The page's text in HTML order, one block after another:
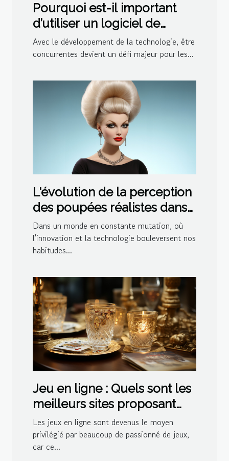
Pourquoi est-il important
d’utiliser un logiciel de
ludothèque et de
médiathèque pour votre
Avec le développement de la technologie, être
concurrentes devient un défi majeur pour les...
L'évolution de la perception
des poupées réalistes dans
la société moderne
Dans un monde en constante mutation, où
l'innovation et la technologie bouleversent nos
habitudes...
Jeu en ligne : Quels sont les
meilleurs sites proposant
des jeux de belote ?
Les jeux en ligne sont devenus le moyen
privilégié par beaucoup de passionné de jeux,
car ce...